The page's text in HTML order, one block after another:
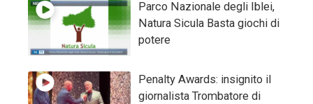
Parco Nazionale degli Iblei,
Natura Sicula Basta giochi di
potere
Penalty Awards: insignito il
giornalista Trombatore di